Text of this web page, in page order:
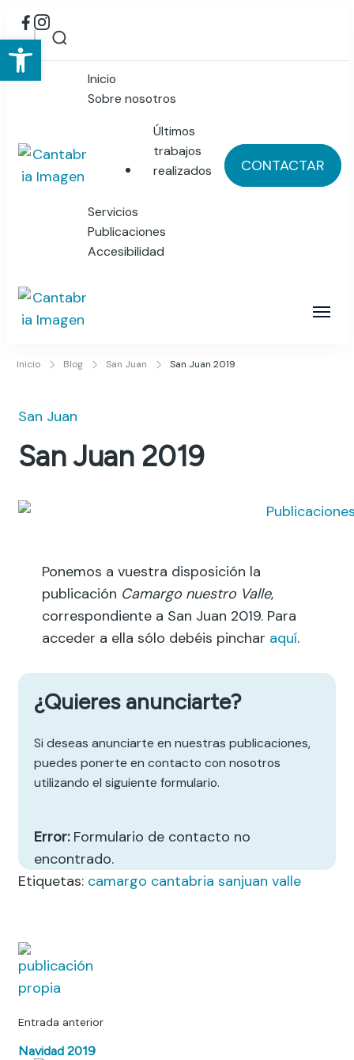
Cantabria Imagen
Publicidad y Diseño Gráfico
Inicio
Sobre nosotros
Últimos
trabajos
realizados
Servicios
Publicaciones
Accesibilidad
CONTACTAR
Publicidad y Diseño Gráfico
Inicio Blog San Juan San Juan 2019
San Juan
San Juan 2019
Ponemos a vuestra disposición la
publicación Camargo nuestro Valle,
correspondiente a San Juan 2019. Para
acceder a ella sólo debéis pinchar aquí.
¿Quieres anunciarte?
Si deseas anunciarte en nuestras publicaciones,
puedes ponerte en contacto con nosotros
utilizando el siguiente formulario.
Error:Formulario de contacto no
encontrado.
Etiquetas: camargo cantabria sanjuan valle
Entrada anterior
Navidad 2019
Abrir barra de herramientas